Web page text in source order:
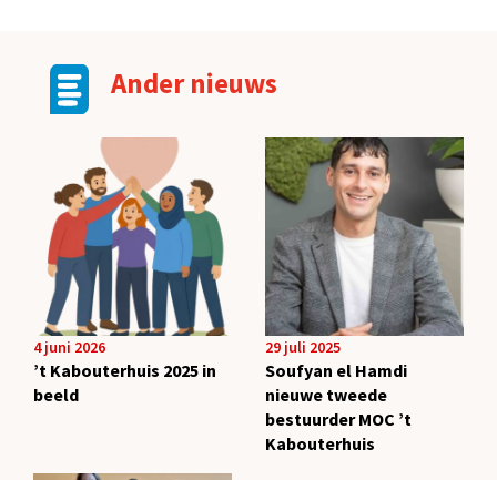
Ander nieuws
4 juni 2026
’t Kabouterhuis 2025 in
beeld
29 juli 2025
Soufyan el Hamdi
nieuwe tweede
bestuurder MOC ’t
Kabouterhuis